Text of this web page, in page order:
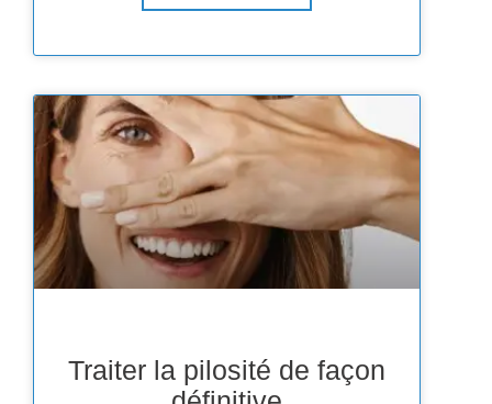
Traiter la pilosité de façon